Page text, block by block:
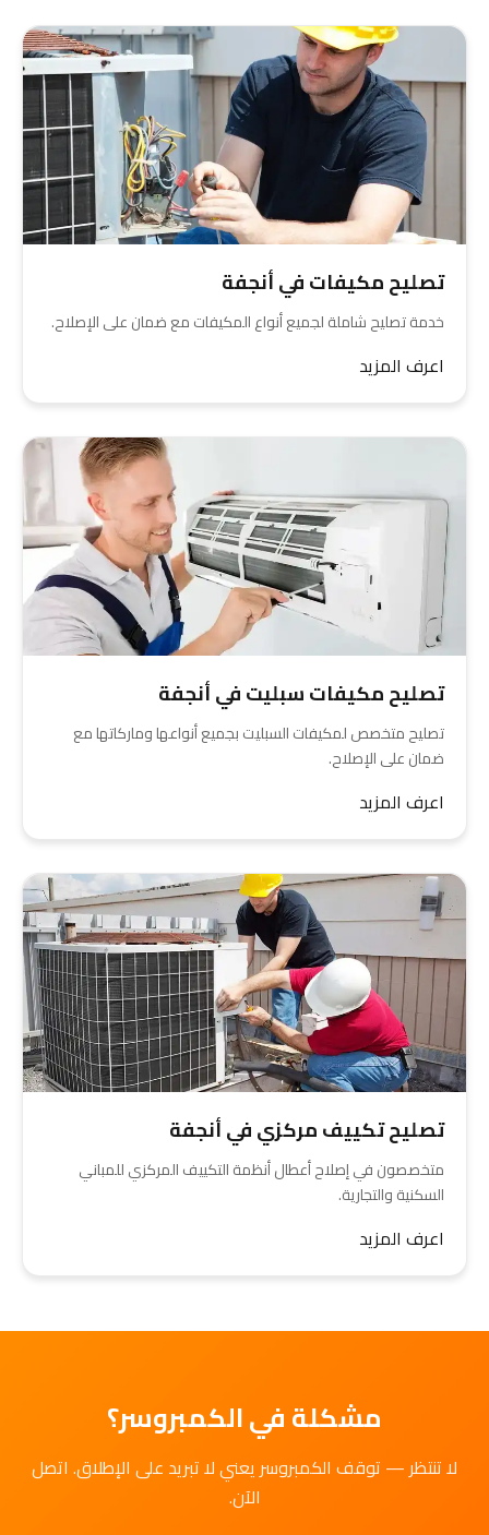
تصليح مكيفات في أنجفة
خدمة تصليح شاملة لجميع أنواع المكيفات مع ضمان على الإصلاح.
اعرف المزيد
تصليح مكيفات سبليت في أنجفة
تصليح متخصص لمكيفات السبليت بجميع أنواعها وماركاتها مع
ضمان على الإصلاح.
اعرف المزيد
تصليح تكييف مركزي في أنجفة
متخصصون في إصلاح أعطال أنظمة التكييف المركزي للمباني
السكنية والتجارية.
اعرف المزيد
مشكلة في الكمبروسر؟
لا تنتظر — توقف الكمبروسر يعني لا تبريد على الإطلاق. اتصل
الآن.